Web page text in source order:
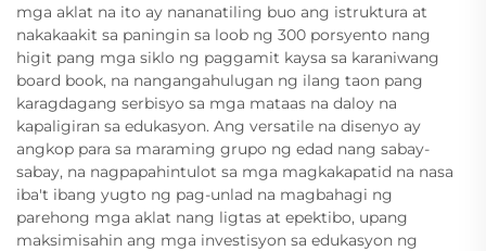
mga aklat na ito ay nananatiling buo ang istruktura at
nakakaakit sa paningin sa loob ng 300 porsyento nang
higit pang mga siklo ng paggamit kaysa sa karaniwang
board book, na nangangahulugan ng ilang taon pang
karagdagang serbisyo sa mga mataas na daloy na
kapaligiran sa edukasyon. Ang versatile na disenyo ay
angkop para sa maraming grupo ng edad nang sabay-
sabay, na nagpapahintulot sa mga magkakapatid na nasa
iba't ibang yugto ng pag-unlad na magbahagi ng
parehong mga aklat nang ligtas at epektibo, upang
maksimisahin ang mga investisyon sa edukasyon ng